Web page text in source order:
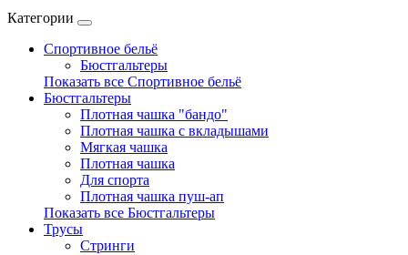
Категории
Спортивное бельё
Бюстгальтеры
Показать все Спортивное бельё
Бюстгальтеры
Плотная чашка "бандо"
Плотная чашка с вкладышами
Мягкая чашка
Плотная чашка
Для спорта
Плотная чашка пуш-ап
Показать все Бюстгальтеры
Трусы
Стринги